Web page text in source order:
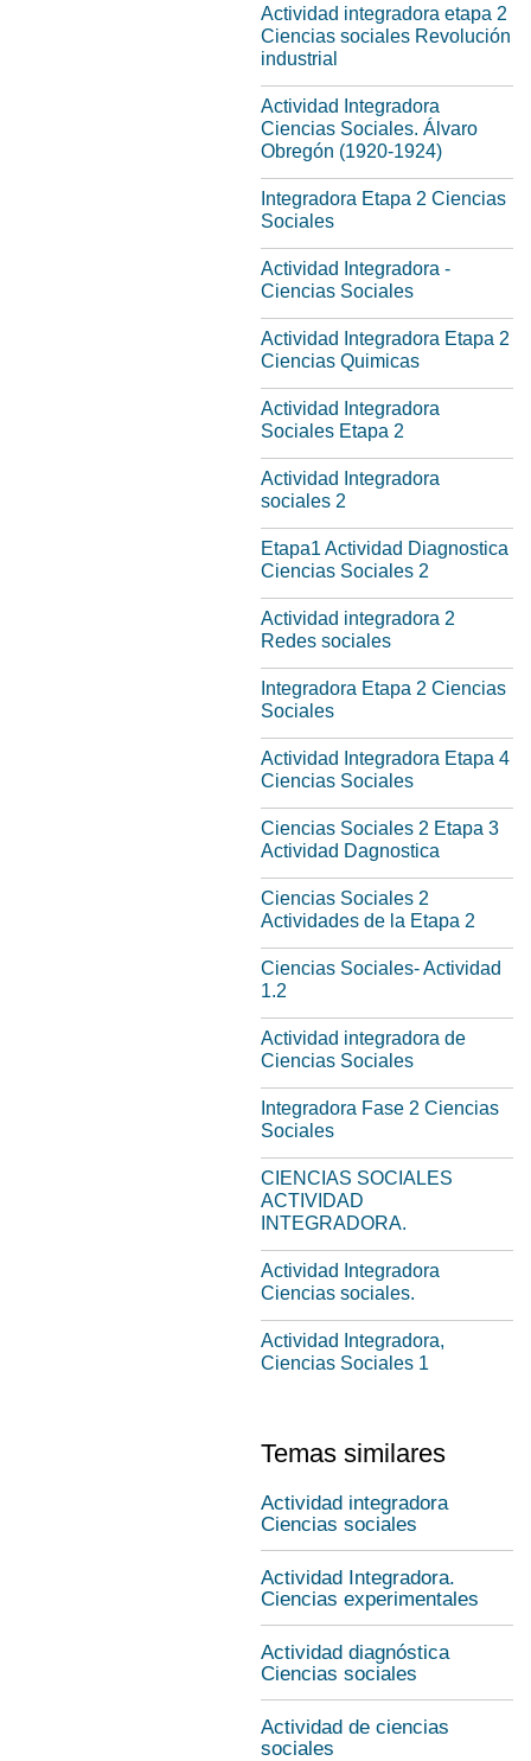
Actividad integradora etapa 2
Ciencias sociales Revolución
industrial
Actividad Integradora
Ciencias Sociales. Álvaro
Obregón (1920-1924)
Integradora Etapa 2 Ciencias
Sociales
Actividad Integradora -
Ciencias Sociales
Actividad Integradora Etapa 2
Ciencias Quimicas
Actividad Integradora
Sociales Etapa 2
Actividad Integradora
sociales 2
Etapa1 Actividad Diagnostica
Ciencias Sociales 2
Actividad integradora 2
Redes sociales
Integradora Etapa 2 Ciencias
Sociales
Actividad Integradora Etapa 4
Ciencias Sociales
Ciencias Sociales 2 Etapa 3
Actividad Dagnostica
Ciencias Sociales 2
Actividades de la Etapa 2
Ciencias Sociales- Actividad
1.2
Actividad integradora de
Ciencias Sociales
Integradora Fase 2 Ciencias
Sociales
CIENCIAS SOCIALES
ACTIVIDAD
INTEGRADORA.
Actividad Integradora
Ciencias sociales.
Actividad Integradora,
Ciencias Sociales 1
Temas similares
Actividad integradora
Ciencias sociales
Actividad Integradora.
Ciencias experimentales
Actividad diagnóstica
Ciencias sociales
Actividad de ciencias
sociales